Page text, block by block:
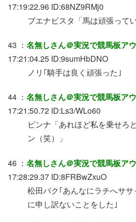
17:19:22.96 ID:68NZ9RMj0
ブエナビスタ「馬は頑張って
43 ： 名無しさん＠実況で競馬板ア
17:21:04.25 ID:9sumHbDNO
ノリ｢騎手は良く頑張った｣
44 ： 名無しさん＠実況で競馬板ア
17:21:50.72 ID:Ls3/WLo60
ピンナ「あれほど私を乗せろ
ン（笑）」
46 ： 名無しさん＠実況で競馬板ア
17:28:29.37 ID:8FRBwZxuO
松田パク｢あんなにラチへサ
に申し訳ないことをした｣